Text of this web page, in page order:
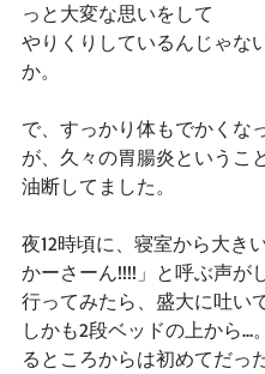
っと大変な思いをして
やりくりしているんじゃな
か。
で、すっかり体もでかくな
が、久々の胃腸炎というこ
油断してました。
夜12時頃に、寝室から大き
かーさーん!!!!」と呼ぶ声が
行ってみたら、盛大に吐い
しかも2段ベッドの上から…
るところからは初めてだっ